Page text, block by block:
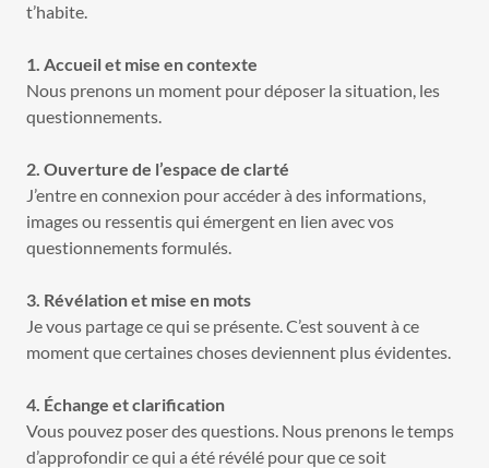
t’habite.
1. Accueil et mise en contexte
Nous prenons un moment pour déposer la situation, les
questionnements.
2. Ouverture de l’espace de clarté
J’entre en connexion pour accéder à des informations,
images ou ressentis qui émergent en lien avec vos
questionnements formulés.
3. Révélation et mise en mots
Je vous partage ce qui se présente. C’est souvent à ce
moment que certaines choses deviennent plus évidentes.
4. Échange et clarification
Vous pouvez poser des questions. Nous prenons le temps
d’approfondir ce qui a été révélé pour que ce soit